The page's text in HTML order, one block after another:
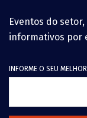
Eventos do
informativos por
INFORME O SEU